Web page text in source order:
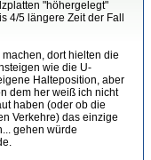
"höhergelegt"
4/5 längere Zeit der Fall
machen, dort hielten die
wie die U-
Halteposition, aber
dem her weiß ich nicht
haben (oder ob die
Verkehre) das einzige
gehen würde